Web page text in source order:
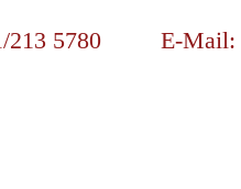
213 5780 E-Mail: